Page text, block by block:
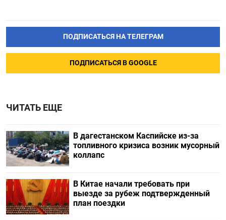
ПОДПИСАТЬСЯ НА ТЕЛЕГРАМ
ПОДПИСАТЬСЯ В GOOGLE
ЧИТАТЬ ЕЩЕ
В дагестанском Каспийске из-за
топливного кризиса возник мусорный
коллапс
В Китае начали требовать при
выезде за рубеж подтвержденный
план поездки